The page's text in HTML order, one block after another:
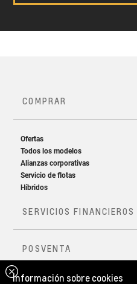
Información sobre cookies